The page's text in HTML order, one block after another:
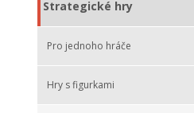
Strategické hry
Pro jednoho hráče
Hry s figurkami